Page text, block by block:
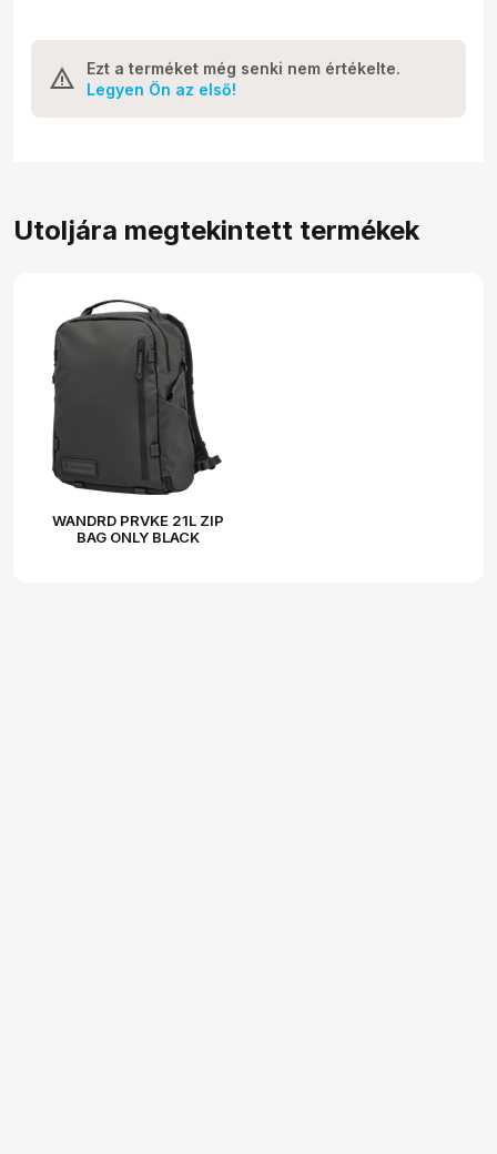
Ezt a terméket még senki nem értékelte.
Legyen Ön az első!
Utoljára megtekintett termékek
WANDRD PRVKE 21L ZIP
BAG ONLY BLACK